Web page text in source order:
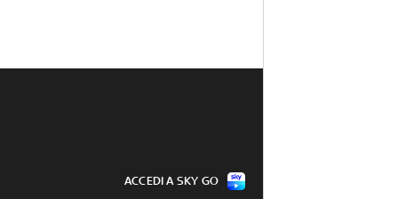
ACCEDI A SKY GO